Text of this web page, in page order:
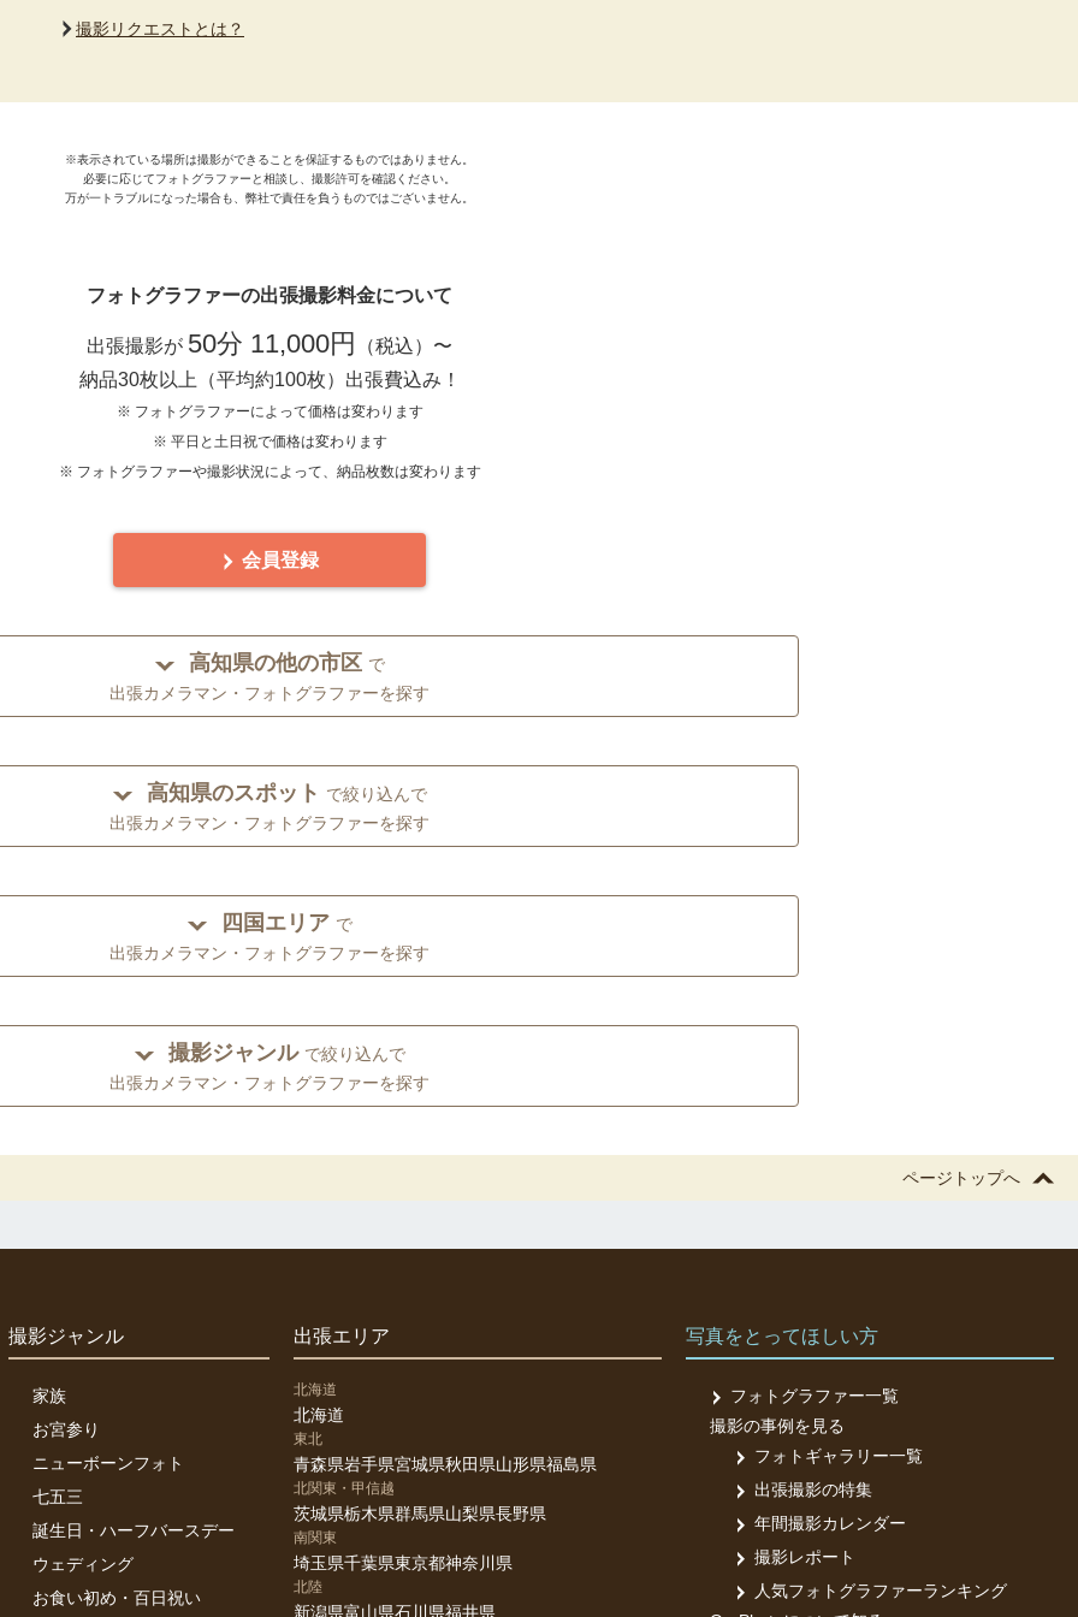
撮影リクエストとは？
※表示されている場所は撮影ができることを保証するものではありません。
必要に応じてフォトグラファーと相談し、撮影許可を確認ください。
万が一トラブルになった場合も、弊社で責任を負うものではございません。
フォトグラファーの出張撮影料金について
出張撮影が 50分 11,000円
（税込）〜
納品30枚以上（平均約100枚）出張費込み！
※ フォトグラファーによって価格は変わります
※ 平日と土日祝で価格は変わります
※ フォトグラファーや撮影状況によって、納品枚数は変わります
会員登録
高知県の他の市区 で
出張カメラマン・フォトグラファーを探す
高知県のスポット で絞り込んで
出張カメラマン・フォトグラファーを探す
四国エリア で
出張カメラマン・フォトグラファーを探す
撮影ジャンル で絞り込んで
出張カメラマン・フォトグラファーを探す
ページトップへ
撮影ジャンル
家族
お宮参り
ニューボーンフォト
七五三
誕生日・ハーフバースデー
ウェディング
お食い初め・百日祝い
出張エリア
北海道
北海道
東北
青森県岩手県宮城県秋田県山形県福島県
北関東・甲信越
茨城県栃木県群馬県山梨県長野県
南関東
埼玉県千葉県東京都神奈川県
北陸
新潟県富山県石川県福井県
写真をとってほしい方
フォトグラファー一覧
撮影の事例を見る
フォトギャラリー一覧
出張撮影の特集
年間撮影カレンダー
撮影レポート
人気フォトグラファーランキング